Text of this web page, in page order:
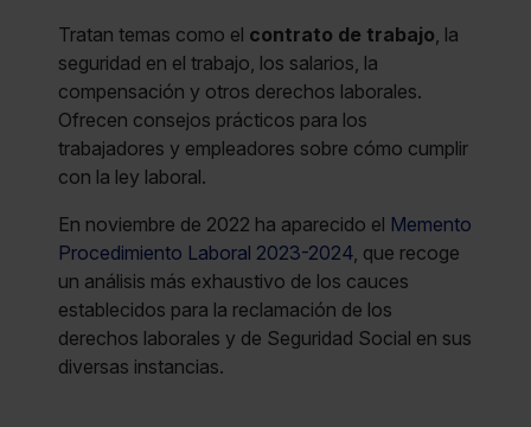
Tratan temas como el contrato de trabajo, la
seguridad en el trabajo, los salarios, la
compensación y otros derechos laborales.
Ofrecen consejos prácticos para los
trabajadores y empleadores sobre cómo cumplir
con la ley laboral.
En noviembre de 2022 ha aparecido el Memento
Procedimiento Laboral 2023-2024, que recoge
un análisis más exhaustivo de los cauces
establecidos para la reclamación de los
derechos laborales y de Seguridad Social en sus
diversas instancias.